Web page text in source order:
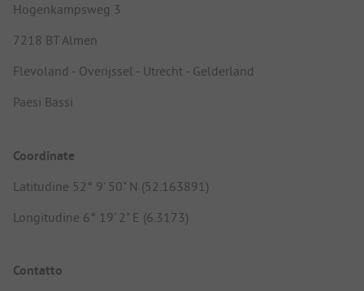
Hogenkampsweg 3
7218 BT Almen
Flevoland - Overijssel - Utrecht - Gelderland
Paesi Bassi
Coordinate
Latitudine 52° 9' 50" N (52.163891)
Longitudine 6° 19' 2" E (6.3173)
Contatto